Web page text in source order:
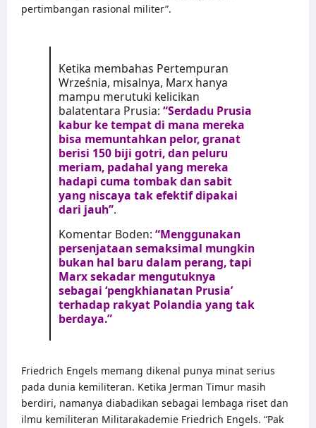
pertimbangan rasional militer”.
Ketika membahas Pertempuran
Września, misalnya, Marx hanya
mampu merutuki kelicikan
balatentara Prusia: “Serdadu Prusia
kabur ke tempat di mana mereka
bisa memuntahkan pelor, granat
berisi 150 biji gotri, dan peluru
meriam, padahal yang mereka
hadapi cuma tombak dan sabit
yang niscaya tak efektif dipakai
dari jauh”.
Komentar Boden: “Menggunakan
persenjataan semaksimal mungkin
bukan hal baru dalam perang, tapi
Marx sekadar mengutuknya
sebagai ‘pengkhianatan Prusia’
terhadap rakyat Polandia yang tak
berdaya.”
Friedrich Engels memang dikenal punya minat serius
pada dunia kemiliteran. Ketika Jerman Timur masih
berdiri, namanya diabadikan sebagai lembaga riset dan
ilmu kemiliteran Militarakademie Friedrich Engels. “Pak